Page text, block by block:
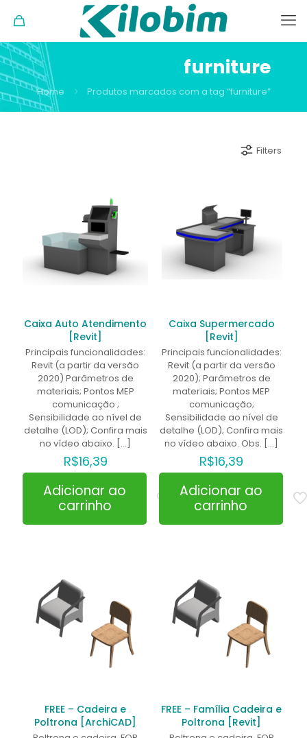
furniture
Home Produtos marcados com a tag “furniture”
Filters
Caixa Auto Atendimento
[Revit]
Principais funcionalidades:
Revit (a partir da versão
2020) Parâmetros de
materiais; Pontos MEP
comunicação ;
Sensibilidade ao nível de
detalhe (LOD); Confira mais
no vídeo abaixo. […]
R$16,39
Adicionar ao
carrinho
Caixa Supermercado
[Revit]
Principais funcionalidades:
Revit (a partir da versão
2020); Parâmetros de
materiais; Pontos MEP
comunicação;
Sensibilidade ao nível de
detalhe (LOD); Confira mais
no vídeo abaixo. Obs. […]
R$16,39
Adicionar ao
carrinho
FREE – Cadeira e
Poltrona [ArchiCAD]
FREE – Família Cadeira e
Poltrona [Revit]